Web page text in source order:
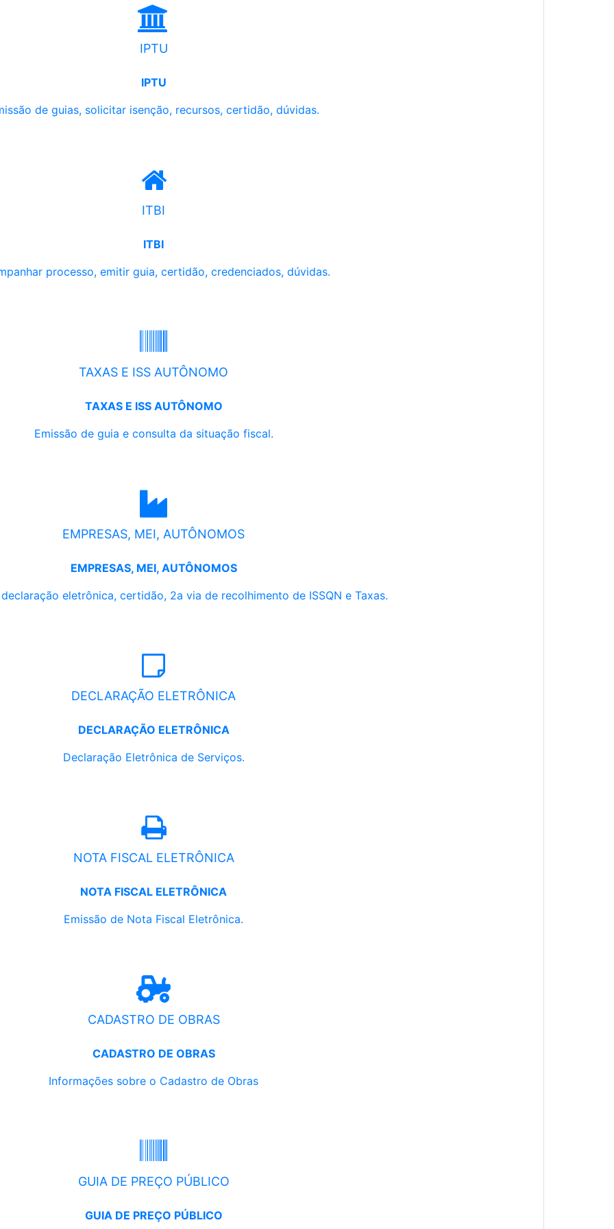
IPTU
IPTU
de guias, solicitar isenção, recursos, certidão, dúvidas.
ITBI
ITBI
processo, emitir guia, certidão, credenciados, dúvidas.
TAXAS E ISS AUTÔNOMO
TAXAS E ISS AUTÔNOMO
Emissão de guia e consulta da situação fiscal.
EMPRESAS, MEI, AUTÔNOMOS
EMPRESAS, MEI, AUTÔNOMOS
eletrônica, certidão, 2a via de recolhimento de ISSQN e Taxas.
DECLARAÇÃO ELETRÔNICA
DECLARAÇÃO ELETRÔNICA
Declaração Eletrônica de Serviços.
NOTA FISCAL ELETRÔNICA
NOTA FISCAL ELETRÔNICA
Emissão de Nota Fiscal Eletrônica.
CADASTRO DE OBRAS
CADASTRO DE OBRAS
Informações sobre o Cadastro de Obras
GUIA DE PREÇO PÚBLICO
GUIA DE PREÇO PÚBLICO